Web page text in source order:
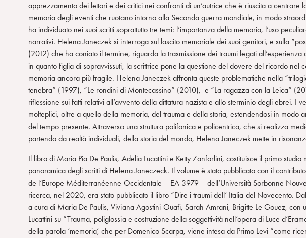
apprezzamento dei lettori e dei critici nei confronti di un’autrice che è riuscita a centrare
memoria degli eventi che ruotano intorno alla Seconda guerra mondiale, in modo
ha individuato nei suoi scritti soprattutto tre temi: l’importanza della memoria, l’uso
narrativi. Helena Janeczek si interroga sul lascito memoriale dei suoi genitori, e sulla
(2012) che ha coniato il termine, riguarda la trasmissione dei traumi legati
in quanto figlia di sopravvissuti, la scrittrice pone la questione del dovere del ricordo nel
memoria ancora più fragile. Helena Janeczek affronta queste problematiche nella
tenebra” (1997), “Le rondini di Montecassino” (2010), e “La ragazza con la Leica”
riflessione sui fatti relativi all’avvento della dittatura nazista e allo sterminio degli ebrei. I
molteplici, oltre a quello della memoria, del trauma e della storia, estendendosi in modo
del tempo presente. Attraverso una struttura polifonica e policentrica, che si realizza
partendo da realtà individuali, della storia del mondo, Helena Janeczek mette in
Il libro di Maria Pia De Paulis, Adelia Lucattini e Ketty Zanforlini, costituisce il primo
panoramica degli scritti di Helena Janeczeck. Il volume è stato pubblicato con il
de l’Europe Méditerranéenne Occidentale – EA 3979 – dell’Università Sorbonne
ricerca, nel 2020, era stato pubblicato il libro “Dire i traumi dell’ Italia del Novecento.
a cura di Maria De Paulis, Viviana Agostini-Ouafi, Sarah Amrani, Brigitte Le Gouez, con
Lucattini su “Trauma, poliglossia e costruzione della soggettività nell’opera di Luce
della parola ‘memoria’, che per Domenico Scarpa, viene intesa da Primo Levi “come